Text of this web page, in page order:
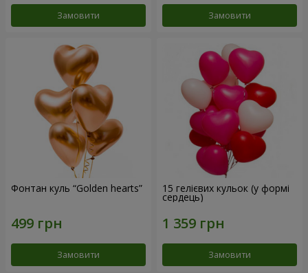
Замовити Замовити
Фонтан куль “Golden hearts”
Замовити
15 гелієвих кульок (у формі
сердець)
Замовити